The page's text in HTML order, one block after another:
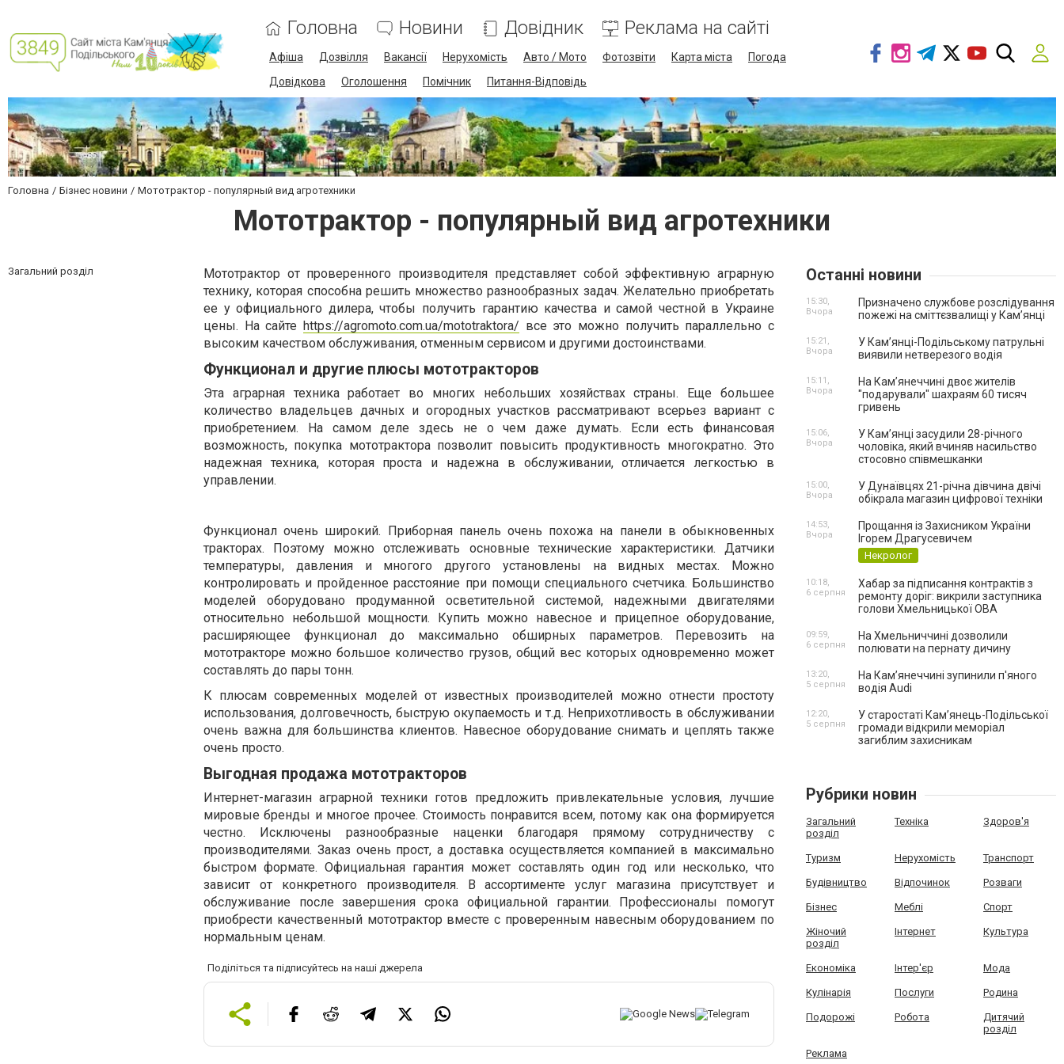
Головна Новини Довідник Реклама на сайті
Афіша Дозвілля Вакансії Нерухомість Авто / Мото Фотозвіти Карта міста
Погода
Довідкова
Оголошення Помічник Питання-Відповідь
Головна Бізнес новини Мототрактор - популярный вид агротехники
Мототрактор - популярный вид агротехники
Загальний розділ
Мототрактор от проверенного производителя представляет собой эффективную аграрную
технику, которая способна решить множество разнообразных задач. Желательно приобретать
ее у официального дилера, чтобы получить гарантию качества и самой честной в Украине
цены. На сайте https://agromoto.com.ua/mototraktora/ все это можно получить параллельно с
высоким качеством обслуживания, отменным сервисом и другими достоинствами.
Функционал и другие плюсы мототракторов
Эта аграрная техника работает во многих небольших хозяйствах страны. Еще большее
количество владельцев дачных и огородных участков рассматривают всерьез вариант с
приобретением. На самом деле здесь не о чем даже думать. Если есть финансовая
возможность, покупка мототрактора позволит повысить продуктивность многократно. Это
надежная техника, которая проста и надежна в обслуживании, отличается легкостью в
управлении.
Функционал очень широкий. Приборная панель очень похожа на панели в обыкновенных
тракторах. Поэтому можно отслеживать основные технические характеристики. Датчики
температуры, давления и многого другого установлены на видных местах. Можно
контролировать и пройденное расстояние при помощи специального счетчика. Большинство
моделей оборудовано продуманной осветительной системой, надежными двигателями
относительно небольшой мощности. Купить можно навесное и прицепное оборудование,
расширяющее функционал до максимально обширных параметров. Перевозить на
мототракторе можно большое количество грузов, общий вес которых одновременно может
составлять до пары тонн.
К плюсам современных моделей от известных производителей можно отнести простоту
использования, долговечность, быструю окупаемость и т.д. Неприхотливость в обслуживании
очень важна для большинства клиентов. Навесное оборудование снимать и цеплять также
очень просто.
Выгодная продажа мототракторов
Интернет-магазин аграрной техники готов предложить привлекательные условия, лучшие
мировые бренды и многое прочее. Стоимость понравится всем, потому как она формируется
честно. Исключены разнообразные наценки благодаря прямому сотрудничеству с
производителями. Заказ очень прост, а доставка осуществляется компанией в максимально
быстром формате. Официальная гарантия может составлять один год или несколько, что
зависит от конкретного производителя. В ассортименте услуг магазина присутствует и
обслуживание после завершения срока официальной гарантии. Профессионалы помогут
приобрести качественный мототрактор вместе с проверенным навесным оборудованием по
нормальным ценам.
Поділіться та підписуйтесь на наші джерела
Останні новини
Призначено службове розслідування
пожежі на сміттєзвалищі у Кам’янці
15:30,
Вчора
У Кам’янці-Подільському патрульні
виявили нетверезого водія
15:21,
Вчора
На Камʼянеччині двоє жителів
"подарували" шахраям 60 тисяч
гривень
15:11,
Вчора
У Камʼянці засудили 28-річного
чоловіка, який вчиняв насильство
стосовно співмешканки
15:06,
Вчора
У Дунаївцях 21-річна дівчина двічі
обікрала магазин цифрової техніки
15:00,
Вчора
Прощання із Захисником України
Ігорем Драгусевичем
Некролог
14:53,
Вчора
Хабар за підписання контрактів з
ремонту доріг: викрили заступника
голови Хмельницької ОВА
10:18,
6 серпня
На Хмельниччині дозволили
полювати на пернату дичину
09:59,
6 серпня
На Камʼянеччині зупинили п'яного
водія Audi
13:20,
5 серпня
У старостаті Кам’янець-Подільської
громади відкрили меморіал
загиблим захисникам
12:20,
5 серпня
Рубрики новин
Загальний
розділ
Техніка Здоров'я
Туризм Нерухомість Транспорт
Будівництво Відпочинок Розваги
Бізнес Меблі Спорт
Жіночий
розділ
Інтернет Культура
Економіка Інтер'єр Мода
Кулінарія Послуги Родина
Подорожі Робота
Дитячий
розділ
Реклама